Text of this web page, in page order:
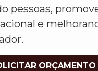
pessoas,
e
ORÇAMENTO